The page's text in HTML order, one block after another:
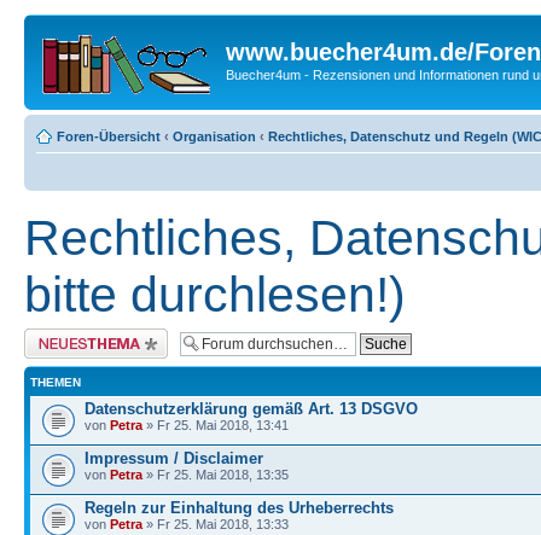
www.buecher4um.de/Foren
Buecher4um - Rezensionen und Informationen rund
Foren-Übersicht ‹ Organisation ‹ Rechtliches, Datenschutz und Regeln
Rechtliches,
bitte durchlesen!)
Neues Thema erstellen
THEMEN
Datenschutzerklärung gemäß Art. 13 DSGVO
von Petra » Fr 25. Mai 2018, 13:41
Impressum / Disclaimer
von Petra » Fr 25. Mai 2018, 13:35
Regeln zur Einhaltung des Urheberrechts
von Petra » Fr 25. Mai 2018, 13:33